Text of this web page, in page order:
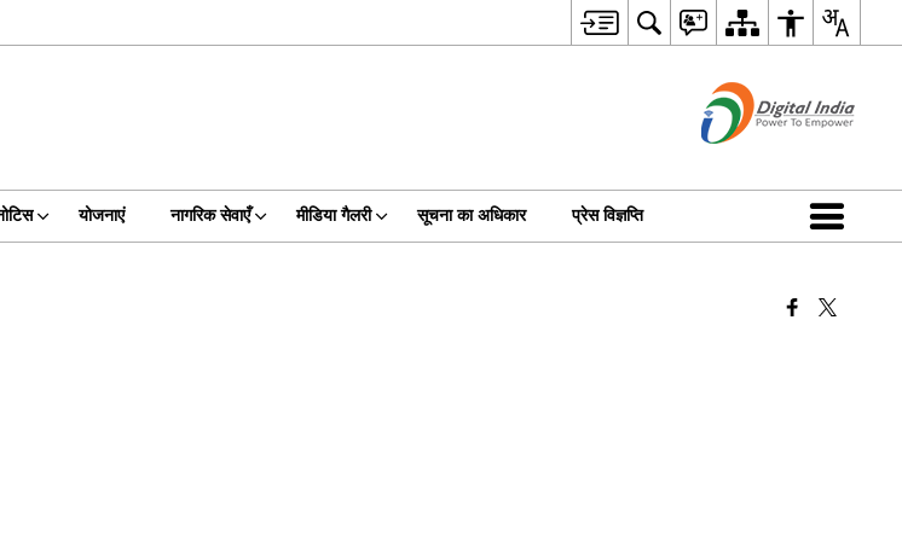
योजनाएं नागरिक सेवाएँ मीडिया गैलरी सूचना का अधिकार प्रेस विज्ञप्ति